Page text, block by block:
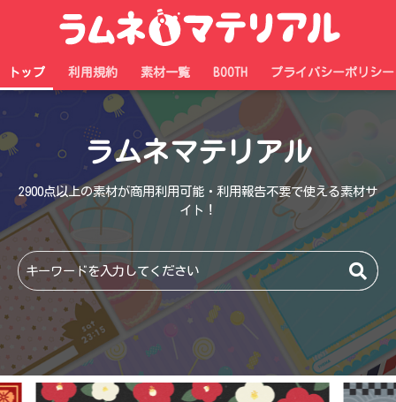
トップ 利用規約 素材一覧 BOOTH プライバシーポリシー
ラムネマテリアル
2900点以上の素材が商用利用可能・利用報告不要で使える素材サ
イト！